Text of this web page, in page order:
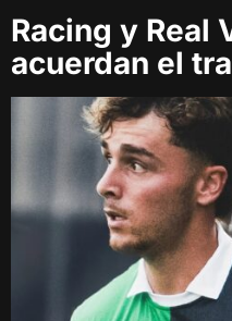
Racing y Real
acuerdan el